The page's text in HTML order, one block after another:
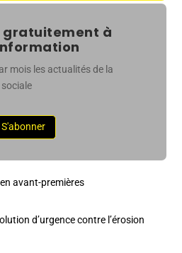
gratuitement à
mois les actualités de la
S'abonner
avant-premières
d’urgence contre l’érosion